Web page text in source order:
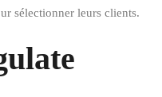
sélectionner leurs clients.